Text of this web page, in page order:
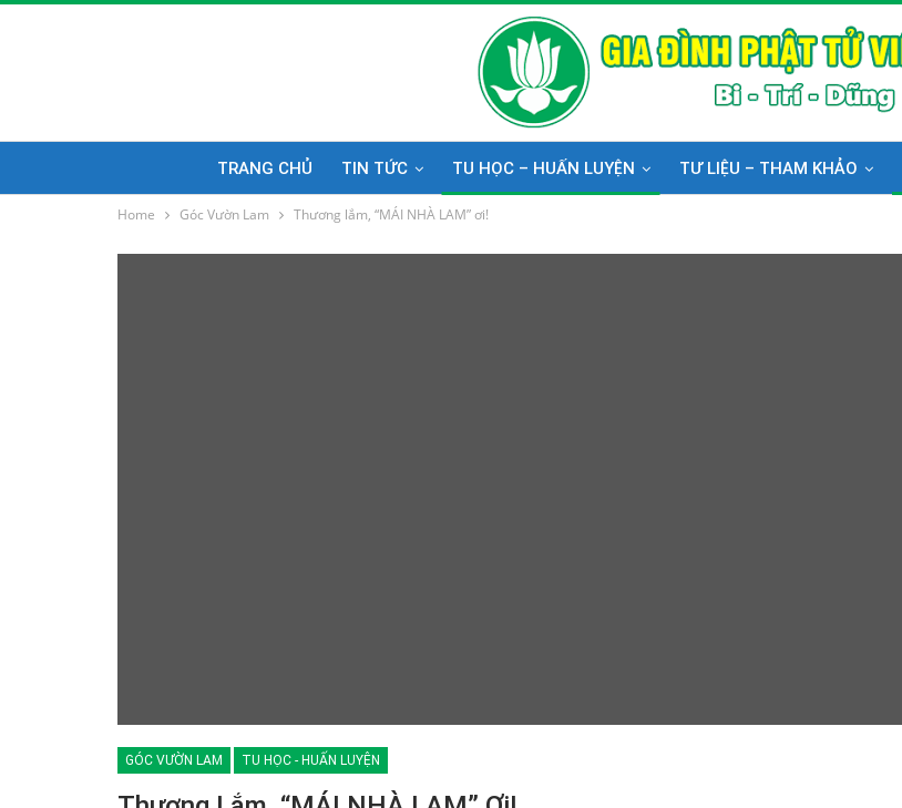
TRANG CHỦ TIN TỨC TU HỌC – HUẤN LUYỆN TƯ LIỆU – THAM KHẢO
Home Góc Vườn Lam Thương lắm, “MÁI NHÀ LAM” ơi!
GÓC VƯỜN LAM TU HỌC - HUẤN LUYỆN